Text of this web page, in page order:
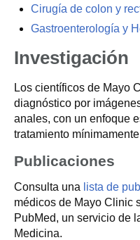
Cirugía de colon y
Gastroenterología y
Investigación
Los científicos de Mayo
diagnóstico por
anales, con un enfoque
tratamiento
Publicaciones
Consulta una lista de
médicos de Mayo Clinic
PubMed, un servicio de
Medicina.